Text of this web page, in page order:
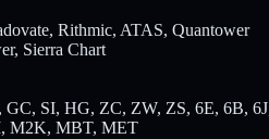
Rithmic, ATAS, Quantower
Sierra Chart
SI, HG, ZC, ZW, ZS, 6E, 6B,
M2K, MBT, MET